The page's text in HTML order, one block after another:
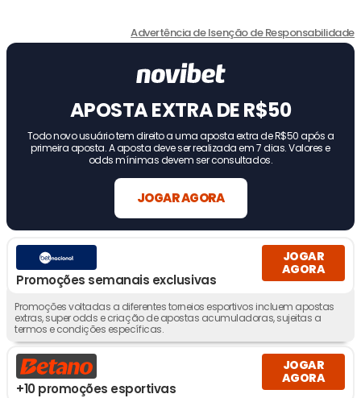
Advertência de Isenção de Responsabilidade
APOSTA EXTRA DE R$50
Todo novo usuário tem direito a uma aposta extra de R$50 após a
primeira aposta. A aposta deve ser realizada em 7 dias. Valores e
odds mínimas devem ser consultados.
JOGAR AGORA
Promoções semanais exclusivas
JOGAR
AGORA
Promoções voltadas a diferentes torneios esportivos incluem apostas
extras, super odds e criação de apostas acumuladoras, sujeitas a
termos e condições específicas.
+10 promoções esportivas
JOGAR
AGORA